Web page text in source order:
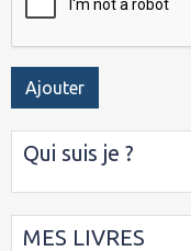
Ajouter
Qui suis je ?
MES LIVRES